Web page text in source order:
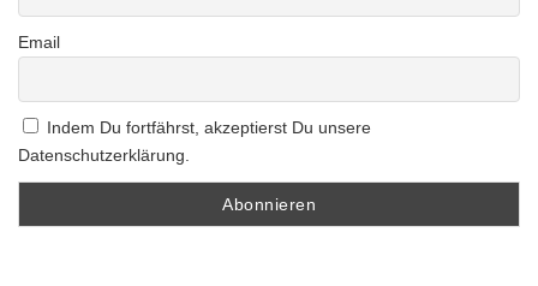
Email
Indem Du fortfährst, akzeptierst Du unsere
Datenschutzerklärung.